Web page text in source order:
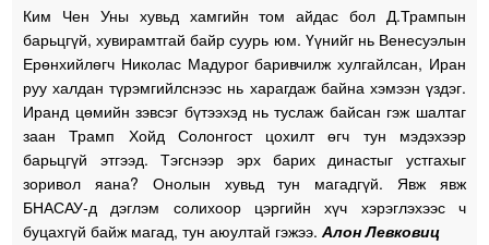
Ким Чен Уны хувьд хамгийн том айдас бол Д.Трампын
барьцгүй, хувирамтгай байр суурь юм. Үүнийг нь Венесуэлын
Ерөнхийлөгч Николас Мадурог баривчилж хулгайлсан, Иран
руу халдан түрэмгийлснээс нь харагдаж байна хэмээн үздэг.
Иранд цөмийн зэвсэг бүтээхэд нь туслаж байсан гэж шалтаг
заан Трамп Хойд Солонгост цохилт өгч тун мэдэхээр
барьцгүй этгээд. Тэгснээр эрх барих династыг устгахыг
зоривол яана? Онолын хувьд тун магадгүй. Явж явж
БНАСАУ-д дэглэм солихоор цэргийн хүч хэрэглэхээс ч
буцахгүй байж магад, тун аюултай гэжээ.Алон Левковиц